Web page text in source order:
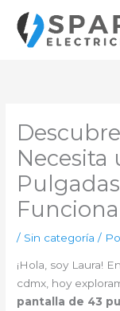
contenido
Necesita
/ Sin categoría /
¡Hola, soy Laura!
cdmx, hoy
pantalla de 43